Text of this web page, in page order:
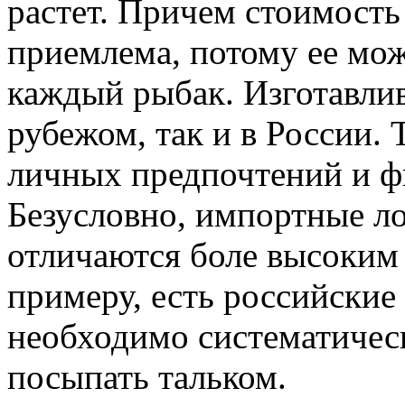
растет. Причем
приемлема, потому ее
каждый рыбак.
рубежом, так и в России.
личных предпочтений и
Безусловно, импортные
отличаются боле
примеру, есть
необходимо
посыпать тальком.